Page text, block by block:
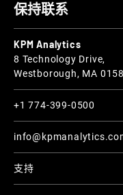
保持联系
KPM Analytics
8 Technology Drive,
Westborough, MA
+1 774-399-0500
支持